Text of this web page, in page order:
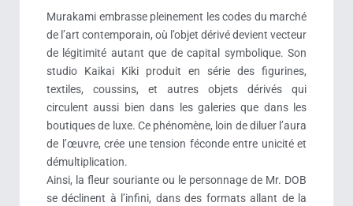
Murakami embrasse pleinement les codes du marché
de l’art contemporain, où l’objet dérivé devient vecteur
de légitimité autant que de capital symbolique. Son
studio Kaikai Kiki produit en série des figurines,
textiles, coussins, et autres objets dérivés qui
circulent aussi bien dans les galeries que dans les
boutiques de luxe. Ce phénomène, loin de diluer l’aura
de l’œuvre, crée une tension féconde entre unicité et
démultiplication.
Ainsi, la fleur souriante ou le personnage de Mr. DOB
se déclinent à l’infini, dans des formats allant de la